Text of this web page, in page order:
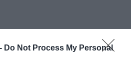
Do Not Process My Personal